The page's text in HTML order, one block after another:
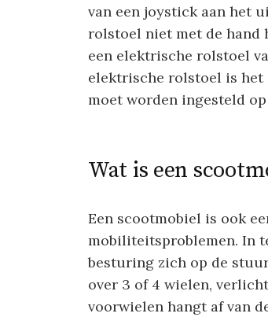
van een joystick aan het
rolstoel niet met de hand
een elektrische rolstoel
elektrische rolstoel is het
moet worden ingesteld
Wat is een
Een scootmobiel is ook
mobiliteitsproblemen. In
besturing zich op de
over 3 of 4 wielen,
voorwielen hangt af van